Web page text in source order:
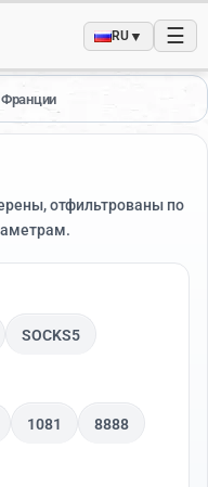
RU▼ ☰
отфильтрованы по
SOCKS5
1081 8888